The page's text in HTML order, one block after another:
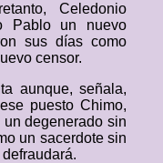
Celedonio
Pablo un nuevo
sus días como
censor.
aunque, señala,
puesto Chimo,
degenerado sin
un sacerdote sin